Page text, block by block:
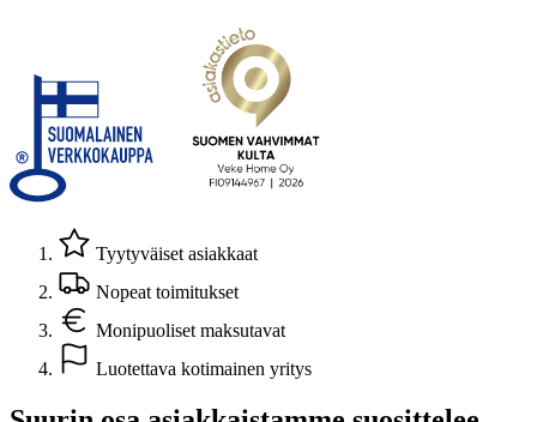
Tyytyväiset asiakkaat
Nopeat toimitukset
Monipuoliset maksutavat
Luotettava kotimainen yritys